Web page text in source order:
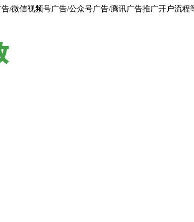
/微信视频号广告/公众号广告/腾讯广告推广开户流程